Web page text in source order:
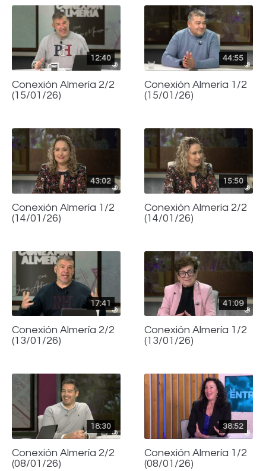
12:40
Conexión Almería 2/2
(15/01/26)
44:55
Conexión Almería 1/2
(15/01/26)
43:02
Conexión Almería 1/2
(14/01/26)
15:50
Conexión Almería 2/2
(14/01/26)
17:41
Conexión Almería 2/2
(13/01/26)
41:09
Conexión Almería 1/2
(13/01/26)
18:30
Conexión Almería 2/2
(08/01/26)
38:52
Conexión Almería 1/2
(08/01/26)